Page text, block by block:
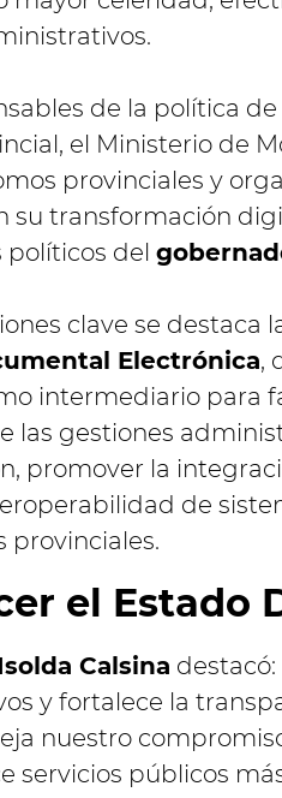
de la política
el Ministerio de
provinciales y
su transformación
políticos del
clave se destaca
Electrónica,
intermediario para
las gestiones
promover la
de
provinciales.
el Estado
Calsina
y fortalece la
nuestro
servicios públicos